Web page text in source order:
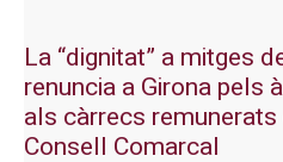
La “dignitat” a mitges
renuncia a Girona pels
als càrrecs
Consell Comarcal